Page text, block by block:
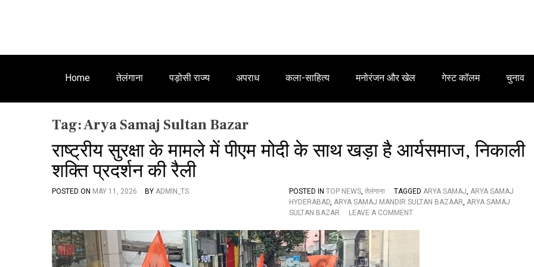
Home तेलंगाना पड़ोसी राज्य अपराध कला-साहित्य मनोरंजन और खेल गेस्ट कॉलम चुनाव
Tag:Arya Samaj Sultan Bazar
राष्ट्रीय सुरक्षा के मामले में पीएम मोदी के साथ खड़ा है आर्यसमाज, निकाली
शक्ति प्रदर्शन की रैली
POSTED ON MAY 11, 2026 BY ADMIN_TS POSTED IN TOP NEWS, तेलंगाना TAGGED ARYA SAMAJ, ARYA SAMAJ
HYDERABAD, ARYA SAMAJ MANDIR SULTAN BAZAAR, ARYA SAMAJ
SULTAN BAZAR
LEAVE A COMMENTO